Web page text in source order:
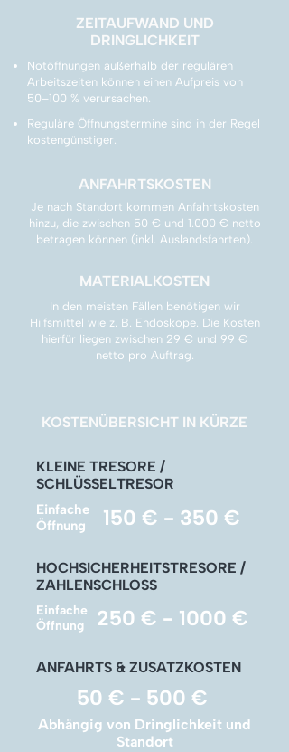
ZEITAUFWAND UND
DRINGLICHKEIT
Notöffnungen außerhalb der regulären
Arbeitszeiten können einen Aufpreis von
50–100 % verursachen.
Reguläre Öffnungstermine sind in der Regel
kostengünstiger.
ANFAHRTSKOSTEN
Je nach Standort kommen Anfahrtskosten
hinzu, die zwischen 50 € und 1.000 € netto
betragen können (inkl. Auslandsfahrten).
MATERIALKOSTEN
In den meisten Fällen benötigen wir
Hilfsmittel wie z. B. Endoskope. Die Kosten
hierfür liegen zwischen 29 € und 99 €
netto pro Auftrag.
KOSTENÜBERSICHT IN KÜRZE
KLEINE TRESORE /
SCHLÜSSELTRESOR
Einfache
Öffnung
150 € - 350 €
HOCHSICHERHEITSTRESORE /
ZAHLENSCHLOSS
Einfache
Öffnung
250 € - 1000 €
ANFAHRTS & ZUSATZKOSTEN
50 € - 500 €
Abhängig von Dringlichkeit und
Standort